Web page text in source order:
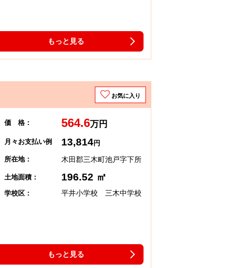
もっと見る
お気に入り
価 格： 564.6万円
月々お支払い例 13,814円
所在地： 木田郡三木町池戸字下所
土地面積： 196.52 ㎡
学校区： 平井小学校 三木中学校
もっと見る